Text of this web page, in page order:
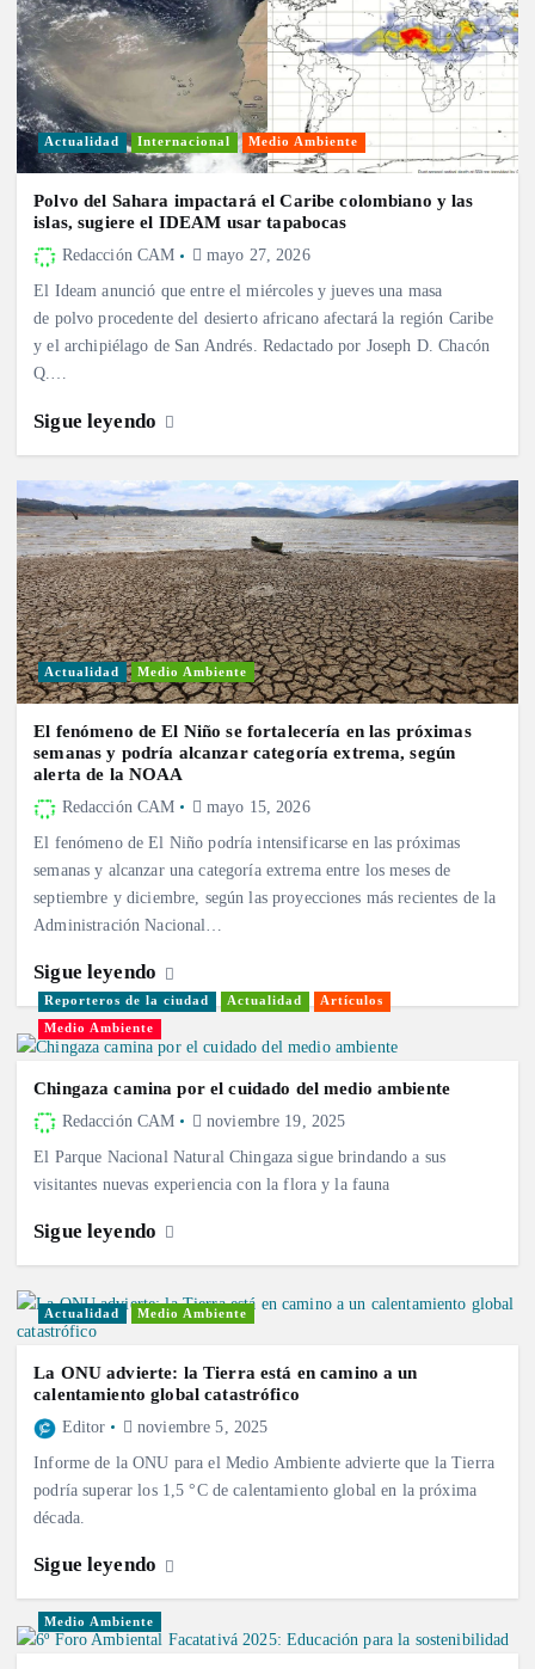
Actualidad Internacional Medio Ambiente
Polvo del Sahara impactará el Caribe colombiano y las
islas, sugiere el IDEAM usar tapabocas
Redacción CAM mayo 27, 2026
El Ideam anunció que entre el miércoles y jueves una masa
de polvo procedente del desierto africano afectará la región Caribe
y el archipiélago de San Andrés. Redactado por Joseph D. Chacón
Q.…
Sigue leyendo
Actualidad Medio Ambiente
El fenómeno de El Niño se fortalecería en las próximas
semanas y podría alcanzar categoría extrema, según
alerta de la NOAA
Redacción CAM mayo 15, 2026
El fenómeno de El Niño podría intensificarse en las próximas
semanas y alcanzar una categoría extrema entre los meses de
septiembre y diciembre, según las proyecciones más recientes de la
Administración Nacional…
Sigue leyendo
Reporteros de la ciudad Actualidad Artículos
Medio Ambiente
Chingaza camina por el cuidado del medio ambiente
Redacción CAM noviembre 19, 2025
El Parque Nacional Natural Chingaza sigue brindando a sus
visitantes nuevas experiencia con la flora y la fauna
Sigue leyendo
Actualidad Medio Ambiente
La ONU advierte: la Tierra está en camino a un
calentamiento global catastrófico
Editor noviembre 5, 2025
Informe de la ONU para el Medio Ambiente advierte que la Tierra
podría superar los 1,5 °C de calentamiento global en la próxima
década.
Sigue leyendo
Medio Ambiente